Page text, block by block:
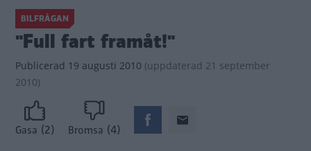
BILFRÅGAN
"Full fart framåt!"
Publicerad 19 augusti 2010 (uppdaterad 21 september
2010)
Gasa (2) Bromsa (4)